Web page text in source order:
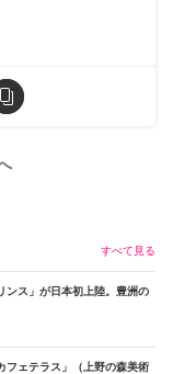
すべて見る
ンス」が日本初上陸。豊洲の
フェテラス」（上野の森美術